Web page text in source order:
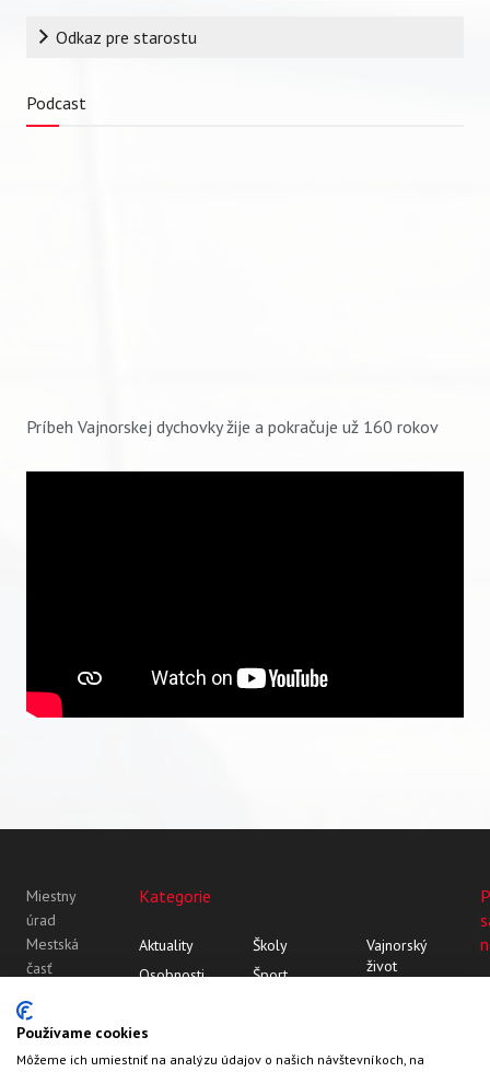
Odkaz pre starostu
Podcast
Príbeh Vajnorskej dychovky žije a pokračuje už 160 rokov
Miestny
úrad
Mestská
časť
Vajnory
Roľnícka
109
Kategorie
Aktuality
Osobnosti
Školy
Šport
Vajnorský
život
Používame cookies
Môžeme ich umiestniť na analýzu údajov o našich návštevníkoch, na